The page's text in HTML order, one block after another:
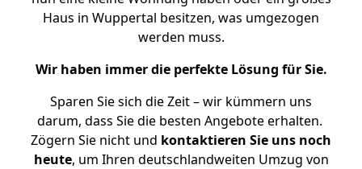
Haus in Wuppertal besitzen, was umgezogen
werden muss.
Wir haben immer die perfekte Lösung für Sie.
Sparen Sie sich die Zeit – wir kümmern uns
darum, dass Sie die besten Angebote erhalten.
Zögern Sie nicht und kontaktieren Sie uns noch
heute, um Ihren deutschlandweiten Umzug von